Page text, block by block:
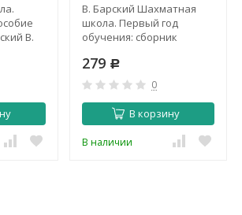
В.
В. Барский Шахматная
школа. Первый год
обучения: сборник
279 Р
0
В корзину
В наличии